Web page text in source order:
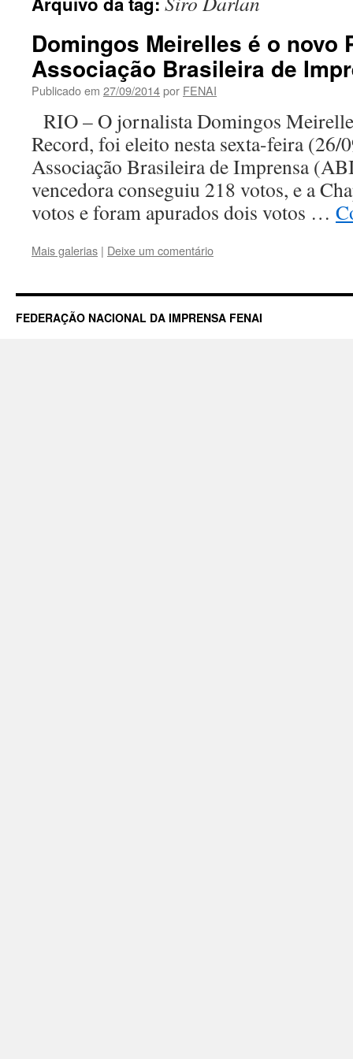
Domingos Meirelles é o novo
Associação Brasileira de
Publicado em 27/09/2014por FENAI
RIO – O jornalista Domingos
Record, foi eleito nesta sexta-feira (26/
Associação Brasileira de Imprensa
vencedora conseguiu 218 votos, e a
votos e foram apurados dois votos …
Mais galerias | Deixe um comentário
FEDERAÇÃO NACIONAL DA IMPRENSA FENAI